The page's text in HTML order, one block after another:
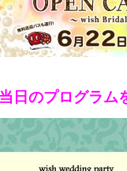
当日のプログラム